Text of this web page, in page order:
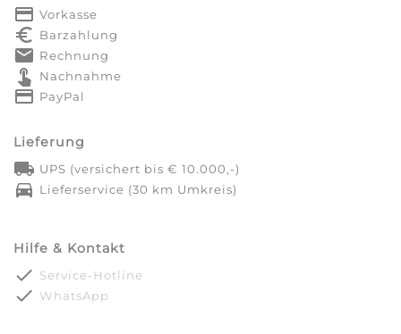
payment Vorkasse
euro_symbol Barzahlung
markunread Rechnung
touch_app Nachnahme
credit_card PayPal
Lieferung
local_shipping UPS (versichert bis € 10.000,-)
directions_car Lieferservice (30 km Umkreis)
Hilfe & Kontakt
done Service-Hotline
done WhatsApp